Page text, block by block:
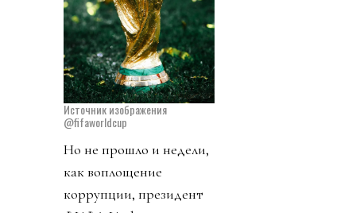
Источник изображения
@fifaworldcup
Но не прошло и недели,
как воплощение
коррупции, президент